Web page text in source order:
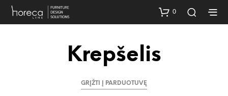
0
Krepšelis
GRĮŽTI Į PARDUOTUVĘ